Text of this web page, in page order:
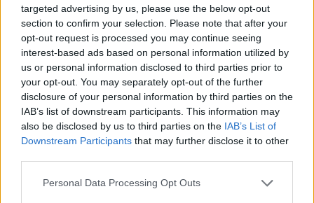
targeted advertising by us, please use the below opt-out
section to confirm your selection. Please note that after your
opt-out request is processed you may continue seeing
interest-based ads based on personal information utilized by
us or personal information disclosed to third parties prior to
your opt-out. You may separately opt-out of the further
disclosure of your personal information by third parties on the
IAB’s list of downstream participants. This information may
also be disclosed by us to third parties on the IAB’s List of
Downstream Participants that may further disclose it to other
Personal Data Processing Opt Outs
Na már csak ez hiányzott! Súlyos csőtörés
történt, több mint 2000 ember maradt víz
nélkül
Szentendrén olyan kritikus a helyzet, hogy a helyi
víztárolók folyamatos utántöltést igényelnek.